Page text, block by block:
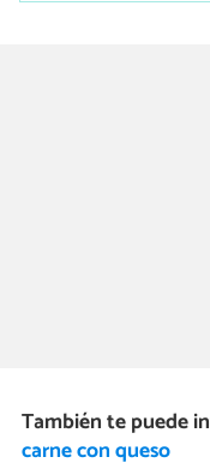
También te puede
carne con queso